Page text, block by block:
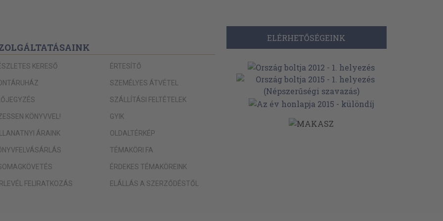
káros következménye
összehasonlító
egyenletességének és
145
KERESŐ
KÖNYVVEL!
ÁRAINK
FELIRATKOZÁS
ÉRTESÍTŐ
SZEMÉLYES ÁTVÉTEL
SZÁLLÍTÁSI FELTÉTELEK
GYIK
OLDALTÉRKÉP
TÉMAKÖRI FA
ÉRDEKES TÉMAKÖREINK
ELÁLLÁS A SZERZŐDÉSTŐL
ELÉRHETŐSÉGEINK